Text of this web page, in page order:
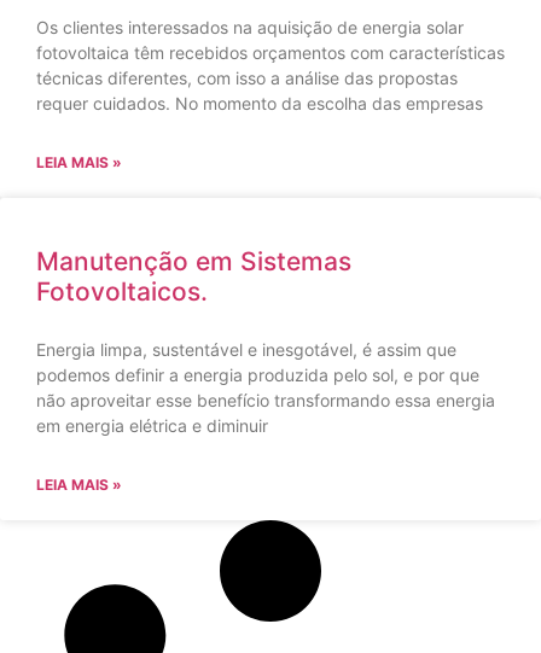
Os clientes interessados na aquisição de energia solar
fotovoltaica têm recebidos orçamentos com características
técnicas diferentes, com isso a análise das propostas
requer cuidados. No momento da escolha das empresas
LEIA MAIS »
Manutenção em Sistemas
Fotovoltaicos.
Energia limpa, sustentável e inesgotável, é assim que
podemos definir a energia produzida pelo sol, e por que
não aproveitar esse benefício transformando essa energia
em energia elétrica e diminuir
LEIA MAIS »